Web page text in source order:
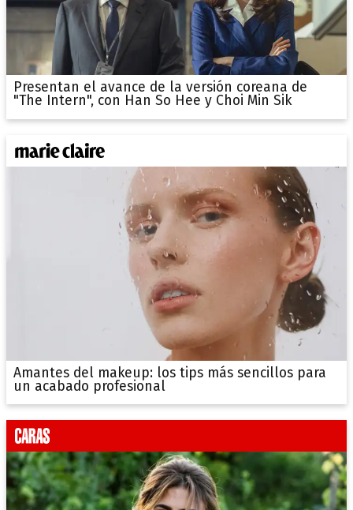
Presentan el avance de la versión coreana de
"The Intern", con Han So Hee y Choi Min Sik
Amantes del makeup: los tips más sencillos para
un acabado profesional